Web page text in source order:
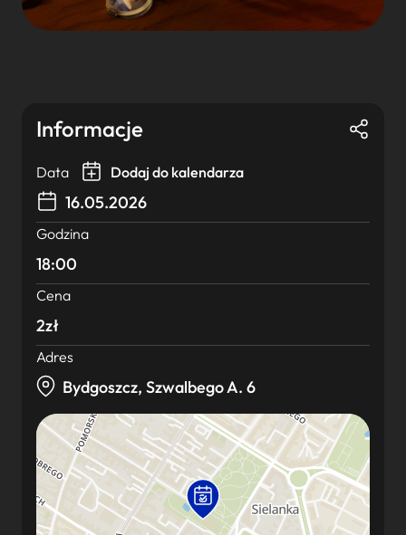
Informacje
Data Dodaj do kalendarza
16.05.2026
Godzina
18:00
Cena
2zł
Adres
Bydgoszcz, Szwalbego A. 6